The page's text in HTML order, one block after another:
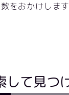
をおかけしま
して見つ